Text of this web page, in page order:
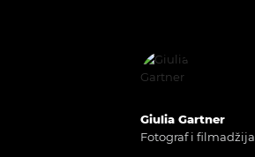
Giulia Gartner
Fotograf i filmadžija